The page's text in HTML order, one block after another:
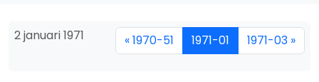
2 januari 1971 « 1970-51 1971-01 1971-03 »